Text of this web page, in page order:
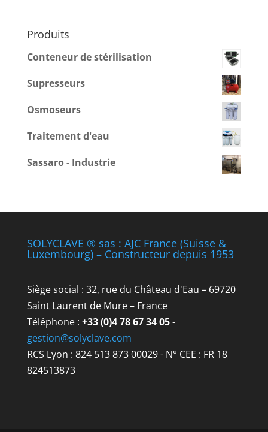
Produits
Conteneur de stérilisation
Supresseurs
Osmoseurs
Traitement d'eau
Sassaro - Industrie
SOLYCLAVE ® sas : AJC France (Suisse &
Luxembourg) – Constructeur depuis 1953
Siège social : 32, rue du Château d'Eau – 69720
Saint Laurent de Mure – France
Téléphone : +33 (0)4 78 67 34 05-
gestion@solyclave.com
RCS Lyon : 824 513 873 00029 - N° CEE : FR 18
824513873